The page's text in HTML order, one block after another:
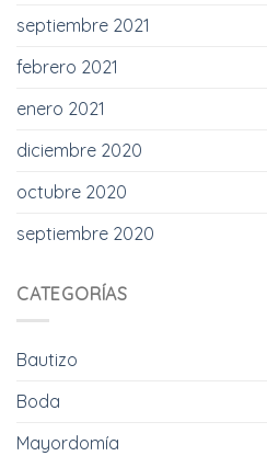
septiembre 2021
febrero 2021
enero 2021
diciembre 2020
octubre 2020
septiembre 2020
CATEGORÍAS
Bautizo
Boda
Mayordomía